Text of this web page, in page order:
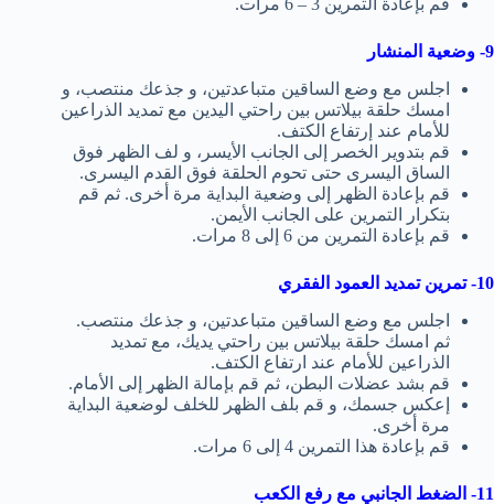
قم بإعادة التمرين 3 – 6 مرات.
9- وضعية المنشار
اجلس مع وضع الساقين متباعدتين، و جذعك منتصب، و
امسك حلقة بيلاتس بين راحتي اليدين مع تمديد الذراعين
للأمام عند إرتفاع الكتف.
قم بتدوير الخصر إلى الجانب الأيسر، و لف الظهر فوق
الساق اليسرى حتى تحوم الحلقة فوق القدم اليسرى.
قم بإعادة الظهر إلى وضعية البداية مرة أخرى. ثم قم
بتكرار التمرين على الجانب الأيمن.
قم بإعادة التمرين من 6 إلى 8 مرات.
10- تمرين تمديد العمود الفقري
اجلس مع وضع الساقين متباعدتين، و جذعك منتصب.
ثم امسك حلقة بيلاتس بين راحتي يديك، مع تمديد
الذراعين للأمام عند ارتفاع الكتف.
قم بشد عضلات البطن، ثم قم بإمالة الظهر إلى الأمام.
إعكس جسمك، و قم بلف الظهر للخلف لوضعية البداية
مرة أخرى.
قم بإعادة هذا التمرين 4 إلى 6 مرات.
11- الضغط الجانبي مع رفع الكعب